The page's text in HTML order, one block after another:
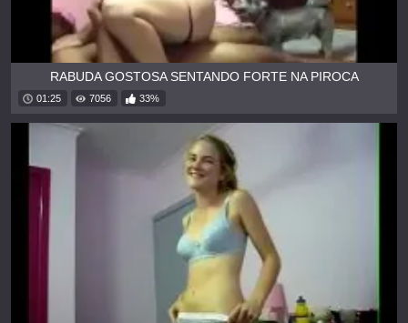
RABUDA GOSTOSA SENTANDO FORTE NA PIROCA
01:25 7056 33%